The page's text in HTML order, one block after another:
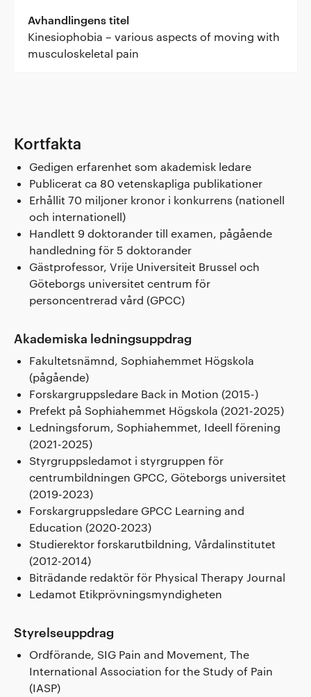
Avhandlingens titel
Kinesiophobia – various aspects of moving with
musculoskeletal pain
Kortfakta
Gedigen erfarenhet som akademisk ledare
Publicerat ca 80 vetenskapliga publikationer
Erhållit 70 miljoner kronor i konkurrens (nationell
och internationell)
Handlett 9 doktorander till examen, pågående
handledning för 5 doktorander
Gästprofessor, Vrije Universiteit Brussel och
Göteborgs universitet centrum för
personcentrerad vård (GPCC)
Akademiska ledningsuppdrag
Fakultetsnämnd, Sophiahemmet Högskola
(pågående)
Forskargruppsledare Back in Motion (2015-)
Prefekt på Sophiahemmet Högskola (2021-2025)
Ledningsforum, Sophiahemmet, Ideell förening
(2021-2025)
Styrgruppsledamot i styrgruppen för
centrumbildningen GPCC, Göteborgs universitet
(2019-2023)
Forskargruppsledare GPCC Learning and
Education (2020-2023)
Studierektor forskarutbildning, Vårdalinstitutet
(2012-2014)
Biträdande redaktör för Physical Therapy Journal
Ledamot Etikprövningsmyndigheten
Styrelseuppdrag
Ordförande, SIG Pain and Movement, The
International Association for the Study of Pain
(IASP)